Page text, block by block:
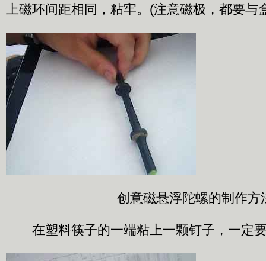
上磁环间距相同，粘牢。(注意磁极，都要与
创意磁悬浮陀螺的制作方
在塑料筷子的一端粘上一颗钉子，一定